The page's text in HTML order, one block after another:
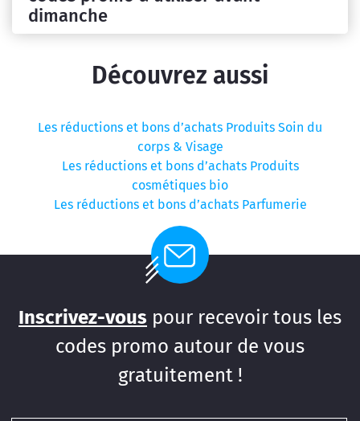
dimanche
Découvrez aussi
Les réductions et bons d’achats Produits Soin du
corps & Visage
Les réductions et bons d’achats Produits
cosmétiques bio
Les réductions et bons d’achats Parfumerie
Inscrivez-vous pour recevoir tous les
codes promo autour de vous
gratuitement !